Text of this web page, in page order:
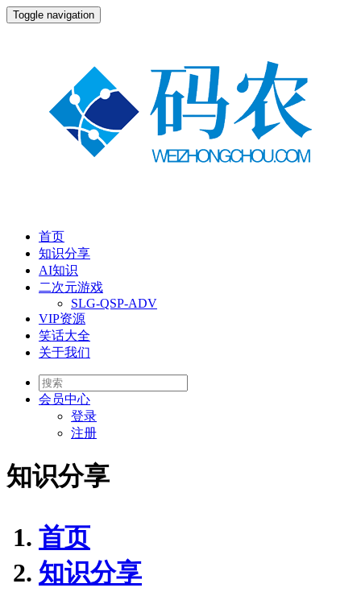
Toggle navigation
首页
知识分享
AI知识
二次元游戏
SLG-QSP-ADV
VIP资源
笑话大全
关于我们
会员中心
登录
注册
知识分享
首页
知识分享